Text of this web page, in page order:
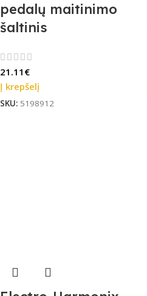
pedalų maitinimo
šaltinis
21.11 €
Į krepšelį
SKU: 5198912